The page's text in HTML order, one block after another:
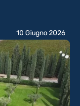
10 Giugno 2026